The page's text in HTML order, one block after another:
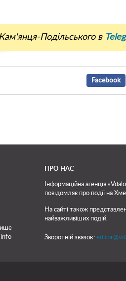
Подільського в
Facebook
ПРО НАС
Інформаційна агенція
повідомляє про події на
На сайті також
найважливіших подій.
Зворотній звязок: